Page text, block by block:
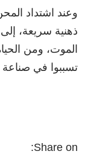
وعند اشتداد
ذهنية سريعة،
الموت، ومن
تسببوا في
Share on: